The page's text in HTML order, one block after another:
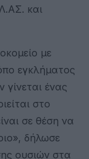
και
με
εγκλήματος
γίνεται ένας
στο
σε θέση να
δήλωσε
ουσιών στα